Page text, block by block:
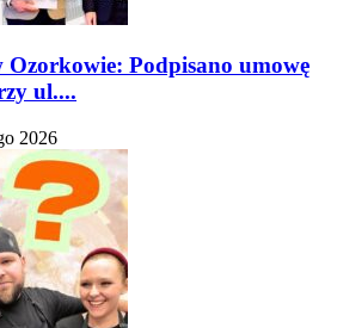
Ozorkowie: Podpisano umowę
ul....
2026